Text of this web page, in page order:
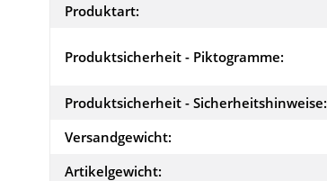
Produktart:
Produktsicherheit - Piktogramme:
Produktsicherheit - Sicherheitshinweise:
Versandgewicht:
Artikelgewicht: